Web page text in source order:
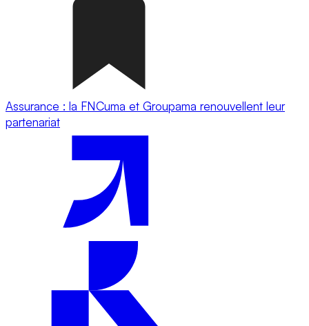
Assurance : la FNCuma et Groupama renouvellent leur
partenariat